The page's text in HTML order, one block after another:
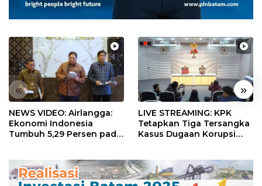
« »
NEWS VIDEO: Airlangga:
Ekonomi Indonesia
Tumbuh 5,29 Persen pada
LIVE STREAMING: KPK
Tetapkan Tiga Tersangka
Kasus Dugaan Korupsi